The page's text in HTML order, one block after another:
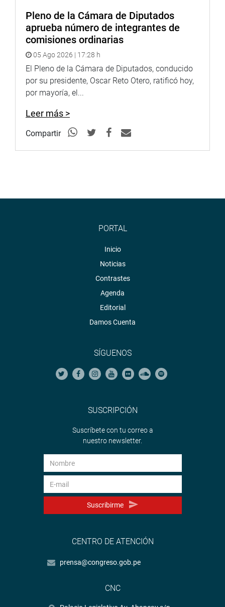
Pleno de la Cámara de Diputados
aprueba número de integrantes de
comisiones ordinarias
05 Ago 2026 | 17:28 h
El Pleno de la Cámara de Diputados, conducido
por su presidente, Oscar Reto Otero, ratificó hoy,
por mayoría, el...
Leer más >
Compartir
PORTAL
Inicio
Noticias
Contrastes
Agenda
Editorial
Damos Cuenta
SÍGUENOS
SUSCRIPCIÓN
Suscríbete con tu correo a
nuestro newsletter.
Suscribirme
CENTRO DE ATENCIÓN
prensa@congreso.gob.pe
CNC